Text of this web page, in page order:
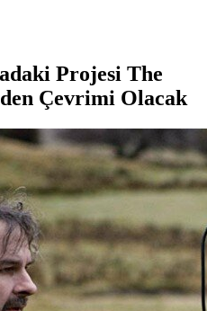
Projesi The
Çevrimi Olacak